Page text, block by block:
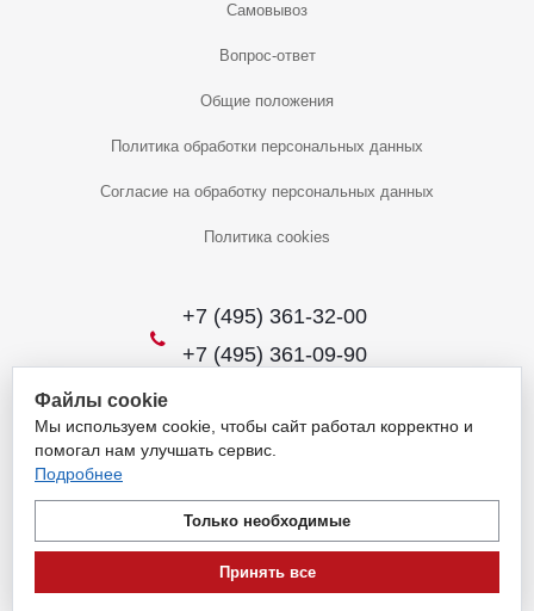
Самовывоз
Вопрос-ответ
Общие положения
Политика обработки персональных данных
Согласие на обработку персональных данных
Политика cookies
+7 (495) 361-32-00
+7 (495) 361-09-90
2026 © Уникальный интернет-магазин
Обращаем ваше внимание на то, что данный интернет-сайт носит
не является публичной офертой, определяемой положениями
пункта 1 статьи 437 Гражданского кодекса Российской Федерации.
Для получения подробной информации о наличии и стоимости
указанных товаров и (или) услуг, пожалуйста, обращайтесь на
Файлы cookie
Мы используем cookie, чтобы сайт работал корректно и
помогал нам улучшать сервис.
Подробнее
Только необходимые
Принять все